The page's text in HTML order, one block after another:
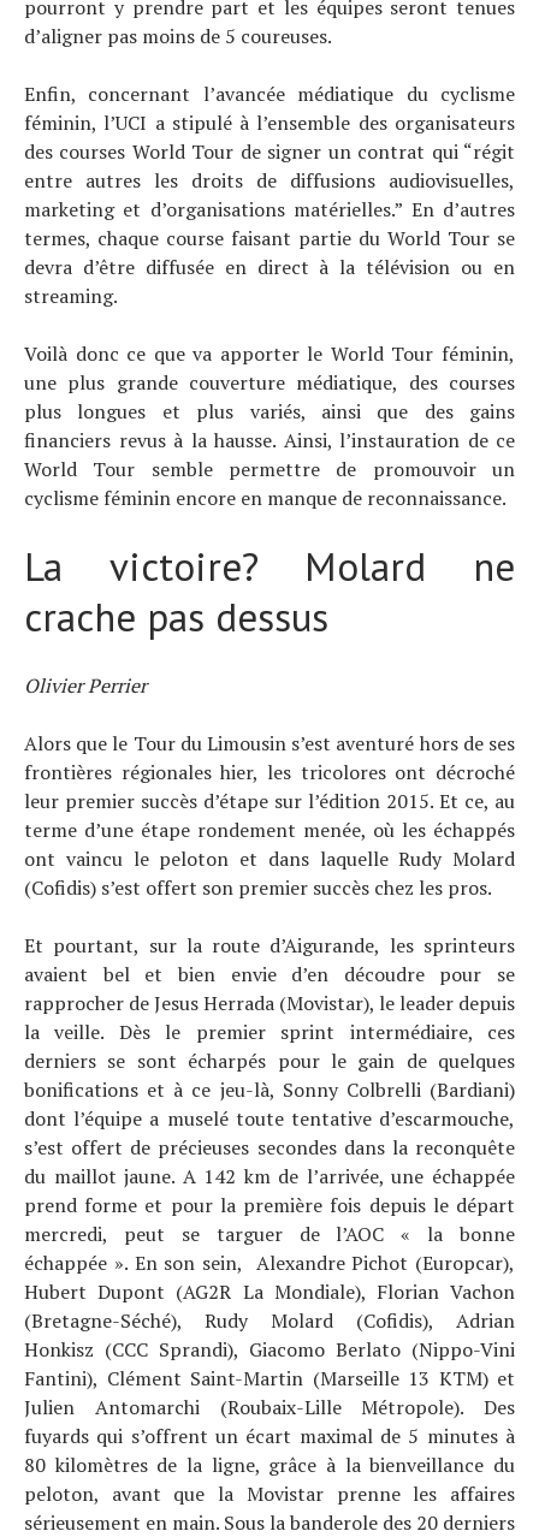
pourront y prendre part et les équipes seront tenues
d’aligner pas moins de 5 coureuses.
Enfin, concernant l’avancée médiatique du cyclisme
féminin, l’UCI a stipulé à l’ensemble des organisateurs
des courses World Tour de signer un contrat qui “régit
entre autres les droits de diffusions audiovisuelles,
marketing et d’organisations matérielles.” En d’autres
termes, chaque course faisant partie du World Tour se
devra d’être diffusée en direct à la télévision ou en
streaming.
Voilà donc ce que va apporter le World Tour féminin,
une plus grande couverture médiatique, des courses
plus longues et plus variés, ainsi que des gains
financiers revus à la hausse. Ainsi, l’instauration de ce
World Tour semble permettre de promouvoir un
cyclisme féminin encore en manque de reconnaissance.
La victoire? Molard ne
crache pas dessus
Olivier Perrier
Alors que le Tour du Limousin s’est aventuré hors de ses
frontières régionales hier, les tricolores ont décroché
leur premier succès d’étape sur l’édition 2015. Et ce, au
terme d’une étape rondement menée, où les échappés
ont vaincu le peloton et dans laquelle Rudy Molard
(Cofidis) s’est offert son premier succès chez les pros.
Et pourtant, sur la route d’Aigurande, les sprinteurs
avaient bel et bien envie d’en découdre pour se
rapprocher de Jesus Herrada (Movistar), le leader depuis
la veille. Dès le premier sprint intermédiaire, ces
derniers se sont écharpés pour le gain de quelques
bonifications et à ce jeu-là, Sonny Colbrelli (Bardiani)
dont l’équipe a muselé toute tentative d’escarmouche,
s’est offert de précieuses secondes dans la reconquête
du maillot jaune. A 142 km de l’arrivée, une échappée
prend forme et pour la première fois depuis le départ
mercredi, peut se targuer de l’AOC « la bonne
échappée ». En son sein, Alexandre Pichot (Europcar),
Hubert Dupont (AG2R La Mondiale), Florian Vachon
(Bretagne-Séché), Rudy Molard (Cofidis), Adrian
Honkisz (CCC Sprandi), Giacomo Berlato (Nippo-Vini
Fantini), Clément Saint-Martin (Marseille 13 KTM) et
Julien Antomarchi (Roubaix-Lille Métropole). Des
fuyards qui s’offrent un écart maximal de 5 minutes à
80 kilomètres de la ligne, grâce à la bienveillance du
peloton, avant que la Movistar prenne les affaires
sérieusement en main. Sous la banderole des 20 derniers
Tendances
Tous nos articles